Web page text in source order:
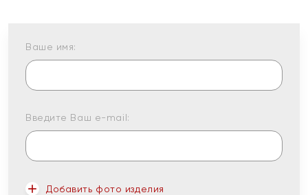
Ваше имя:
Введите Ваш e-mail:
Добавить фото изделия